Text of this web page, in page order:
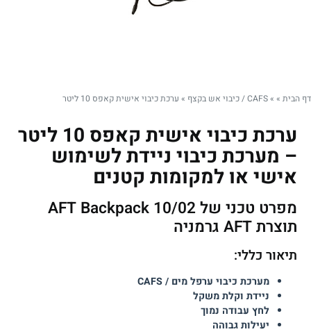
דף הבית »
»CAFS / כיבוי אש בקצף » ערכת כיבוי אישית קאפס 10 ליטר
ערכת כיבוי אישית קאפס 10 ליטר
– מערכת כיבוי ניידת לשימוש
אישי או למקומות קטנים
מפרט טכני של AFT Backpack 10/02
תוצרת AFT גרמניה
תיאור כללי:
מערכת כיבוי ערפל מים / CAFS
ניידת וקלת משקל
לחץ עבודה נמוך
יעילות גבוהה